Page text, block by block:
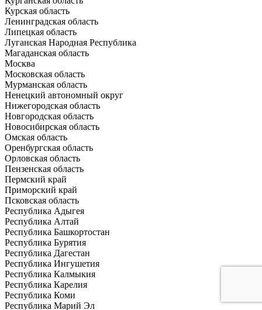
Курская область
Ленинградская область
Липецкая область
Луганская Народная Республика
Магаданская область
Москва
Московская область
Мурманская область
Ненецкий автономный округ
Нижегородская область
Новгородская область
Новосибирская область
Омская область
Оренбургская область
Орловская область
Пензенская область
Пермский край
Приморский край
Псковская область
Республика Адыгея
Республика Алтай
Республика Башкортостан
Республика Бурятия
Республика Дагестан
Республика Ингушетия
Республика Калмыкия
Республика Карелия
Республика Коми
Республика Марий Эл